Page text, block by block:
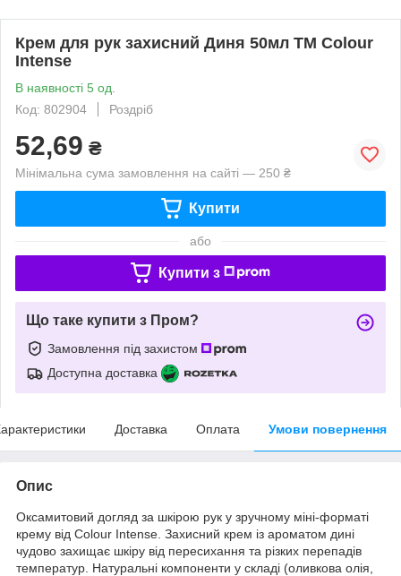
Крем для рук захисний Диня 50мл ТМ Colour
Intense
В наявності 5 од.
Код: 802904
Роздріб
52,69 ₴
Мінімальна сума замовлення на сайті — 250 ₴
Купити
або
Купити з
Що таке купити з Пром?
Замовлення під захистом
Доступна доставка
Доставка Оплата Умови повернення
Опис
Оксамитовий догляд за шкірою рук у зручному міні-форматі
крему від Colour Intense. Захисний крем із ароматом дині
чудово захищає шкіру від пересихання та різких перепадів
температур. Натуральні компоненти у складі (оливкова олія,